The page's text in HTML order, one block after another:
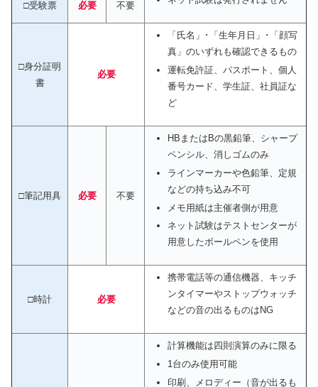
□受験票 必要 不要
□身分証明
書
必要
「氏名」･「生年月日」･「顔写
真」のいずれも確認できるもの
運転免許証、パスポート、個人
番号カード、学生証、社員証な
ど
□筆記用具 必要 不要
HBまたはBの黒鉛筆、シャープ
ペンシル、消しゴムのみ
ラインマーカーや色鉛筆、定規
などの持ち込み不可
メモ用紙は主催者側が用意
ネット試験はテストセンターが
用意したボールペンを使用
□時計 必要
携帯電話等の通信機器、キッチ
ンタイマーやストップウォッチ
などの音の出るものはNG
計算機能は四則演算のみに限る
1台のみ使用可能
印刷、メロディー（音が出るも